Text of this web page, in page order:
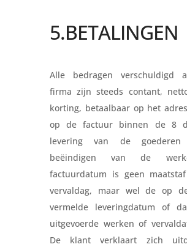
5.BETALINGEN
Alle bedragen verschuldigd
firma zijn steeds contant,
korting, betaalbaar op het
op de factuur binnen de 8
levering van de
beëindigen van de
factuurdatum is geen
vervaldag, maar wel de op
vermelde leveringdatum of
uitgevoerde werken of
De klant verklaart zich